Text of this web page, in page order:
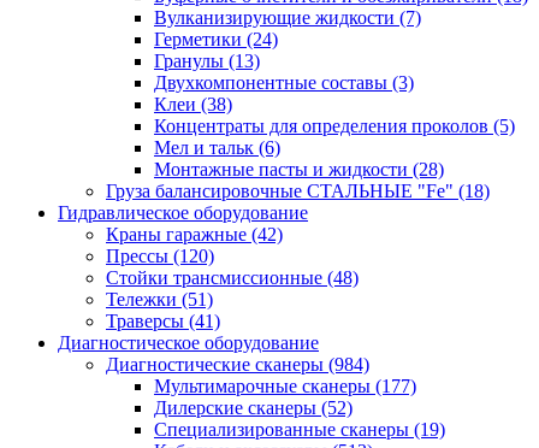
Вулканизирующие жидкости (7)
Герметики (24)
Гранулы (13)
Двухкомпонентные составы (3)
Клеи (38)
Концентраты для определения проколов (5)
Мел и тальк (6)
Монтажные пасты и жидкости (28)
Груза балансировочные СТАЛЬНЫЕ "Fe" (18)
Гидравлическое оборудование
Краны гаражные (42)
Прессы (120)
Стойки трансмиссионные (48)
Тележки (51)
Траверсы (41)
Диагностическое оборудование
Диагностические сканеры (984)
Мультимарочные сканеры (177)
Дилерские сканеры (52)
Специализированные сканеры (19)